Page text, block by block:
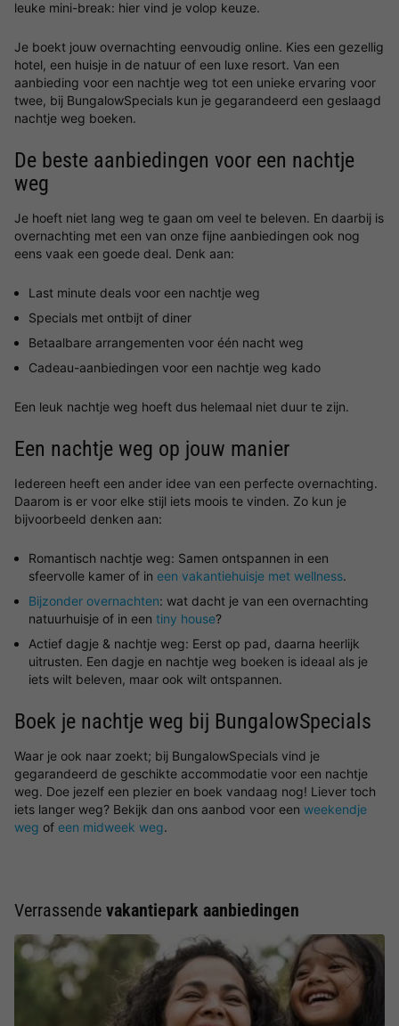
leuke mini-break: hier vind je volop keuze.
Je boekt jouw overnachting eenvoudig online. Kies een gezellig
hotel, een huisje in de natuur of een luxe resort. Van een
aanbieding voor een nachtje weg tot een unieke ervaring voor
twee, bij BungalowSpecials kun je gegarandeerd een geslaagd
nachtje weg boeken.
De beste aanbiedingen voor een nachtje
weg
Je hoeft niet lang weg te gaan om veel te beleven. En daarbij is
overnachting met een van onze fijne aanbiedingen ook nog
eens vaak een goede deal. Denk aan:
Last minute deals voor een nachtje weg
Specials met ontbijt of diner
Betaalbare arrangementen voor één nacht weg
Cadeau-aanbiedingen voor een nachtje weg kado
Een leuk nachtje weg hoeft dus helemaal niet duur te zijn.
Een nachtje weg op jouw manier
Iedereen heeft een ander idee van een perfecte overnachting.
Daarom is er voor elke stijl iets moois te vinden. Zo kun je
bijvoorbeeld denken aan:
Romantisch nachtje weg: Samen ontspannen in een
sfeervolle kamer of in een vakantiehuisje met wellness.
Bijzonder overnachten: wat dacht je van een overnachting
natuurhuisje of in een tiny house?
Actief dagje & nachtje weg: Eerst op pad, daarna heerlijk
uitrusten. Een dagje en nachtje weg boeken is ideaal als je
iets wilt beleven, maar ook wilt ontspannen.
Boek je nachtje weg bij BungalowSpecials
Waar je ook naar zoekt; bij BungalowSpecials vind je
gegarandeerd de geschikte accommodatie voor een nachtje
weg. Doe jezelf een plezier en boek vandaag nog! Liever toch
iets langer weg? Bekijk dan ons aanbod voor een weekendje
weg of een midweek weg.
Verrassende vakantiepark aanbiedingen